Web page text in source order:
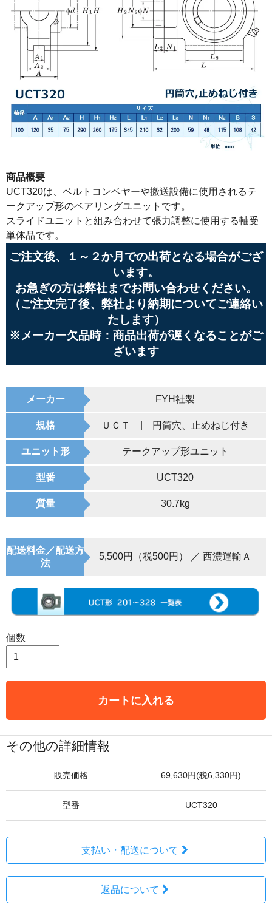
商品概要
UCT320は、ベルトコンベヤーや搬送設備に使用されるテ
ークアップ形のベアリングユニットです。
スライドユニットと組み合わせて張力調整に使用する軸受
単体品です。
ご注文後、１～２か月での出荷となる場合がござ
います。
お急ぎの方は弊社までお問い合わせください。
（ご注文完了後、弊社より納期についてご連絡い
たします）
※メーカー欠品時：商品出荷が遅くなることがご
ざいます
メーカー FYH社製
規格 ＵＣＴ | 円筒穴、止めねじ付き
ユニット形 テークアップ形ユニット
型番 UCT320
質量 30.7kg
配送料金／配送方
法
5,500円（税500円） ／ 西濃運輸Ａ
個数
カートに入れる
その他の詳細情報
販売価格 69,630円(税6,330円)
型番 UCT320
支払い・配送について
返品について